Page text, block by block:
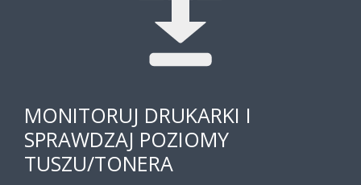
MONITORUJ DRUKARKI I
SPRAWDZAJ POZIOMY
TUSZU/TONERA